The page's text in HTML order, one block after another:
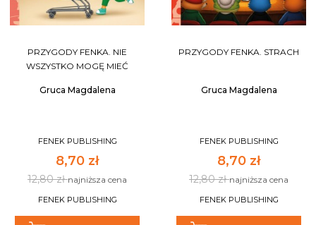
PRZYGODY FENKA. NIE
WSZYSTKO MOGĘ MIEĆ
Gruca Magdalena
FENEK PUBLISHING
8,70 zł
12,80 złnajniższa cena
FENEK PUBLISHING
PRZYGODY FENKA. STRACH
Gruca Magdalena
FENEK PUBLISHING
8,70 zł
12,80 złnajniższa cena
FENEK PUBLISHING